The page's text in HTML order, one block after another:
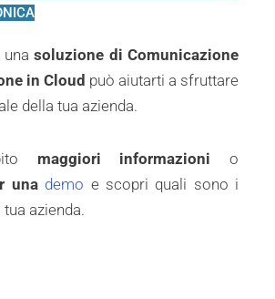
unasoluzione di Comunicazione
in Cloud può aiutarti a sfruttare
della tua azienda.
maggiori informazioni o
una demo e scopri quali sono i
azienda.